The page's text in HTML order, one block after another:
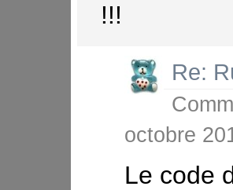
!!!
Re:
octobre
Le code